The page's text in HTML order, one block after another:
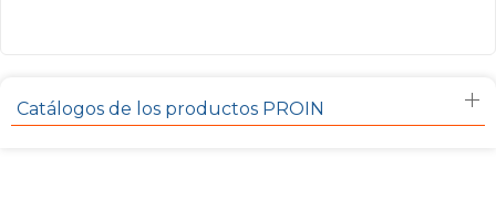
Catálogos de los productos PROIN